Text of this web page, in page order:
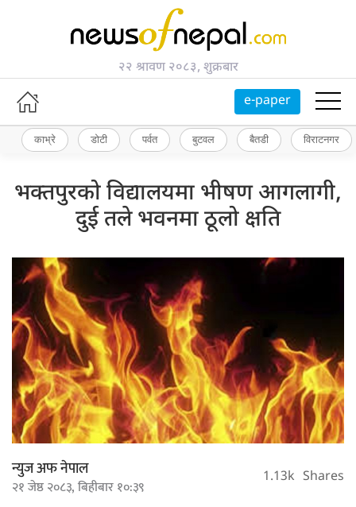
२२ श्रावण २०८३, शुक्रबार
e-paper
काभ्रे डोटी पर्वत बुटवल बैतडी विराटनगर
भक्तपुरको विद्यालयमा भीषण आगलागी,
दुई तले भवनमा ठूलो क्षति
न्युज अफ नेपाल
२१ जेष्ठ २०८३, बिहीबार १०:३९ 1.13k Shares